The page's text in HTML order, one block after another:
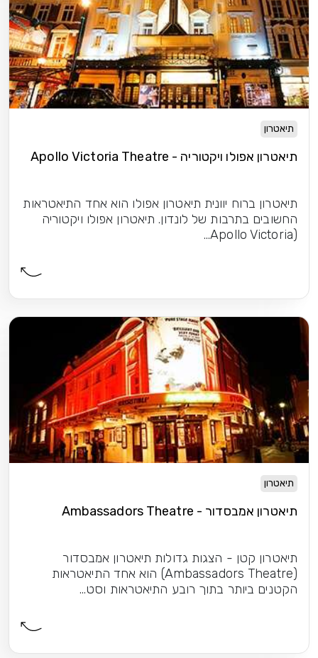
תיאטרון
תיאטרון אפולו ויקטוריה - Apollo Victoria Theatre
תיאטרון ברוח יוונית תיאטרון אפולו הוא אחד התיאטראות
החשובים בתרבות של לונדון. תיאטרון אפולו ויקטוריה
(Apollo Victoria...
תיאטרון
תיאטרון אמבסדור - Ambassadors Theatre
תיאטרון קטן - הצגות גדולות תיאטרון אמבסדור
(Ambassadors Theatre) הוא אחד התיאטראות
הקטנים ביותר בתוך רובע התיאטראות וסט...